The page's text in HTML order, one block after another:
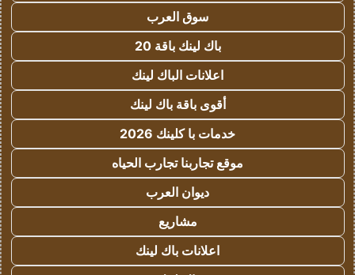
سوق العرب
باك لينك باقة 20
اعلانات الباك لينك
أقوى باقة باك لينك
خدمات با كلينك 2026
موقع تجاربنا تجارب الحياه
ديوان العرب
مشاريع
اعلانات باك لينك